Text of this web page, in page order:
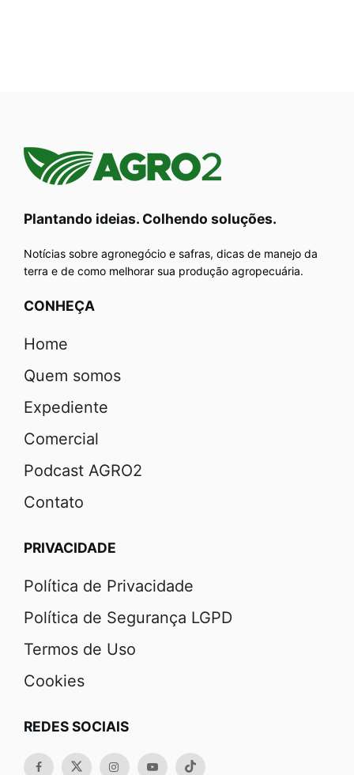
Plantando ideias. Colhendo soluções.
Notícias sobre agronegócio e safras, dicas de manejo da
terra e de como melhorar sua produção agropecuária.
CONHEÇA
Home
Quem somos
Expediente
Comercial
Podcast AGRO2
Contato
PRIVACIDADE
Política de Privacidade
Política de Segurança LGPD
Termos de Uso
Cookies
REDES SOCIAIS